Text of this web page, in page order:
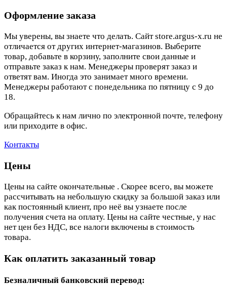
Оформление заказа
Мы уверены, вы знаете что делать. Сайт store.argus-x.ru не
отличается от других интернет-магазинов. Выберите
товар, добавьте в корзину, заполните свои данные и
отправьте заказ к нам. Менеджеры проверят заказ и
ответят вам. Иногда это занимает много времени.
Менеджеры работают с понедельника по пятницу с 9 до
18.
Обращайтесь к нам лично по электронной почте, телефону
или приходите в офис.
Контакты
Цены
Цены на сайте окончательные . Скорее всего, вы можете
рассчитывать на небольшую скидку за большой заказ или
как постоянный клиент, про неё вы узнаете после
получения счета на оплату. Цены на сайте честные, у нас
нет цен без НДС, все налоги включены в стоимость
товара.
Как оплатить заказанный товар
Безналичный банковский перевод: